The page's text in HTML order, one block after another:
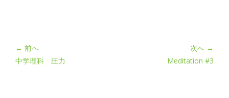
← 前へ
中学理科 圧力
次へ →
Meditation #3